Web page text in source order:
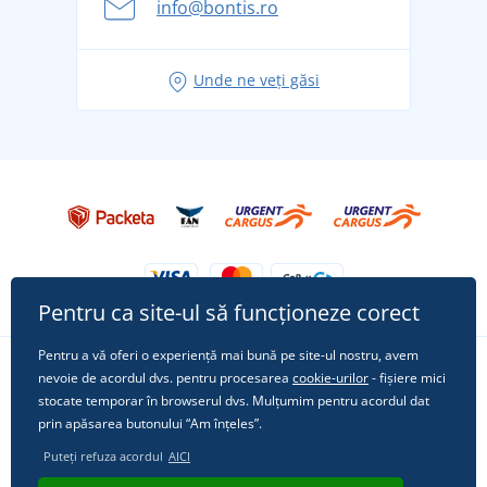
pentru vacanță fără griji
Tricoul preferat City în rol principal: ținute pentru
info@bontis.ro
Unde ne veți găsi
Urmărește-ne pe rețelele sociale
Pentru ca site-ul să funcționeze corect
Pentru a vă oferi o experiență mai bună pe site-ul nostru, avem
nevoie de acordul dvs. pentru procesarea cookie-urilor- fișiere mici
stocate temporar în browserul dvs. Mulțumim pentru acordul dat
prin apăsarea butonului “Am înțeles”.
Puteți refuza acordul AICI